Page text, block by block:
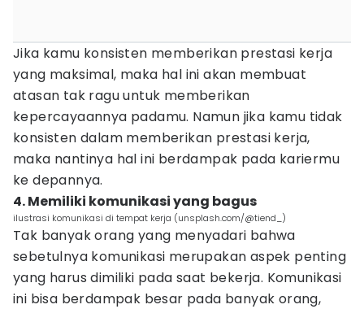
Jika kamu konsisten memberikan prestasi kerja
yang maksimal, maka hal ini akan membuat
atasan tak ragu untuk memberikan
kepercayaannya padamu. Namun jika kamu tidak
konsisten dalam memberikan prestasi kerja,
maka nantinya hal ini berdampak pada kariermu
ke depannya.
4. Memiliki komunikasi yang bagus
ilustrasi komunikasi di tempat kerja (unsplash.com/@tiend_)
Tak banyak orang yang menyadari bahwa
sebetulnya komunikasi merupakan aspek penting
yang harus dimiliki pada saat bekerja. Komunikasi
ini bisa berdampak besar pada banyak orang,